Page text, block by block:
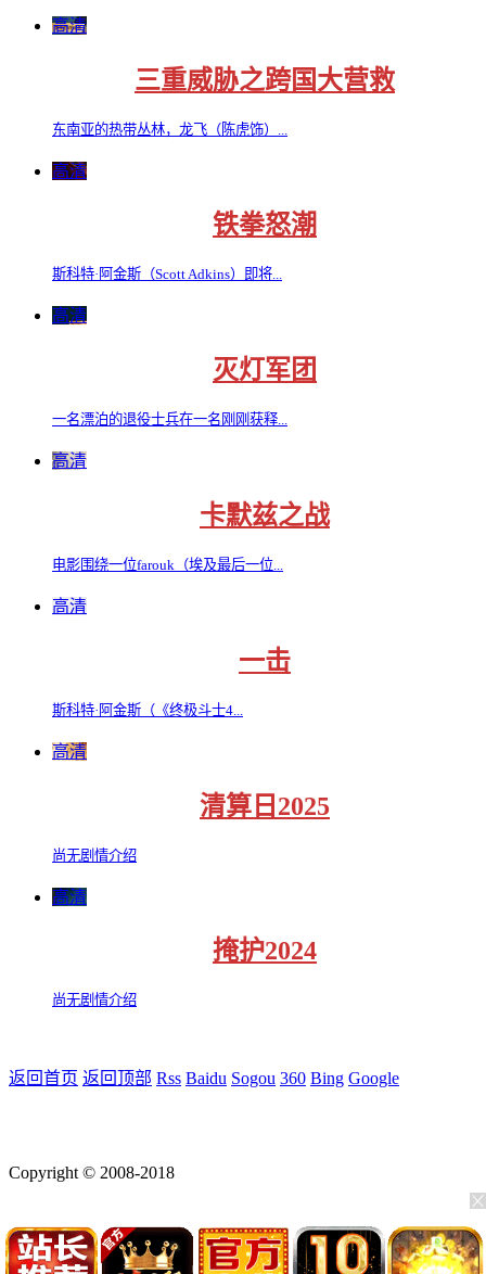
高清
三重威胁之跨国大营救
东南亚的热带丛林，龙飞（陈虎饰）...
高清
铁拳怒潮
斯科特·阿金斯（Scott Adkins）即将...
高清
灭灯军团
一名漂泊的退役士兵在一名刚刚获释...
高清
卡默兹之战
电影围绕一位farouk（埃及最后一位...
高清
一击
斯科特·阿金斯（《终极斗士4...
高清
清算日2025
尚无剧情介绍
高清
掩护2024
尚无剧情介绍
返回首页 返回顶部 Rss Baidu Sogou 360 Bing Google
Copyright © 2008-2018